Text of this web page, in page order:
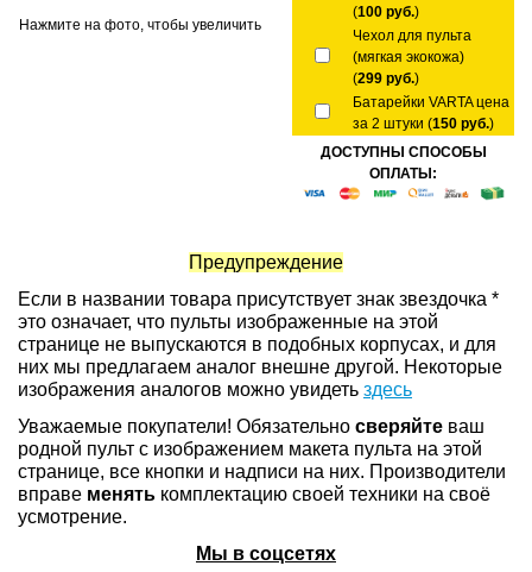
Нажмите на фото, чтобы увеличить
(100 руб.)
Чехол для пульта
(мягкая экокожа)
(299 руб.)
Батарейки VARTA цена
за 2 штуки (150 руб.)
ДОСТУПНЫ СПОСОБЫ
ОПЛАТЫ:
Предупреждение
Если в названии товара присутствует знак звездочка *
это означает, что пульты изображенные на этой
странице не выпускаются в подобных корпусах, и для
них мы предлагаем аналог внешне другой. Некоторые
изображения аналогов можно увидеть здесь
Уважаемые покупатели! Обязательно сверяйте ваш
родной пульт с изображением макета пульта на этой
странице, все кнопки и надписи на них. Производители
вправе менять комплектацию своей техники на своё
усмотрение.
Мы в соцсетях